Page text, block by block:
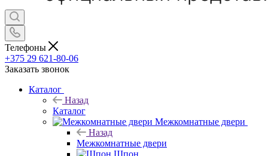
Телефоны
+375 29 621-80-06
Заказать звонок
Каталог
Назад
Каталог
Межкомнатные двери
Назад
Межкомнатные двери
Шпон